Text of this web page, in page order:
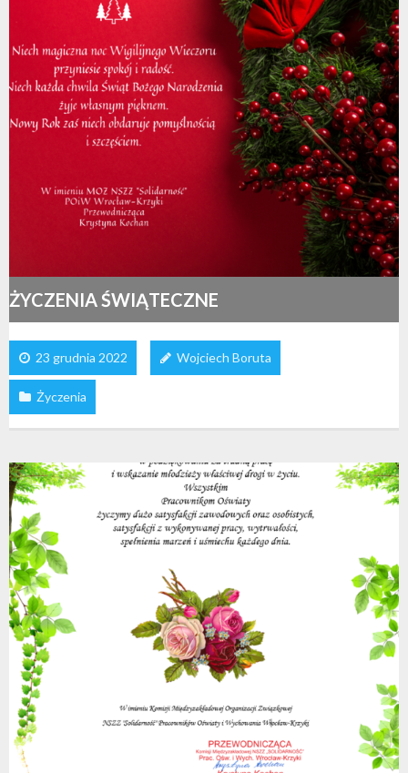
ŻYCZENIA ŚWIĄTECZNE
23 grudnia 2022 Wojciech Boruta
Życzenia